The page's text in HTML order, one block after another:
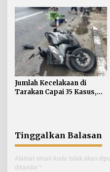
Jumlah Kecelakaan di
Tarakan Capai 35 Kasus,
Tinggalkan Balasan
Alamat email Anda tidak akan
ditandai *